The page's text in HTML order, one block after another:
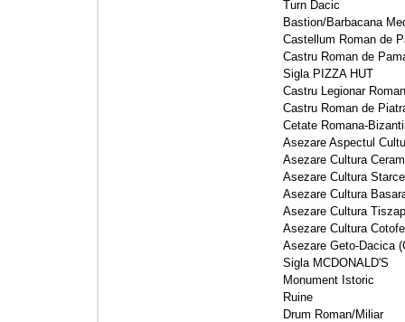
Turn Dacic
Bastion/Barbacana
Castellum Roman de
Castru Roman de
Sigla PIZZA HUT
Castru Legionar Roman
Castru Roman de
Cetate Romana-
Asezare Aspectul
Asezare Cultura
Asezare Cultura
Asezare Cultura
Asezare Cultura
Asezare Cultura
Asezare Geto-Dacica
Sigla MCDONALD'S
Monument Istoric
Ruine
Drum Roman/Miliar